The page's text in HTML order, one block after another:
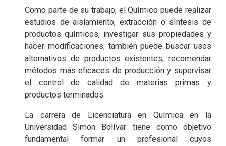
Como parte de su trabajo, el Químico puede realizar
estudios de aislamiento, extracción o síntesis de
productos químicos, investigar sus propiedades y
hacer modificaciones; también puede buscar usos
alternativos de productos existentes, recomendar
métodos más eficaces de producción y supervisar
el control de calidad de materias primas y
productos terminados.
La carrera de Licenciatura en Química en la
Universidad Simón Bolívar tiene como objetivo
fundamental formar un profesional cuyos